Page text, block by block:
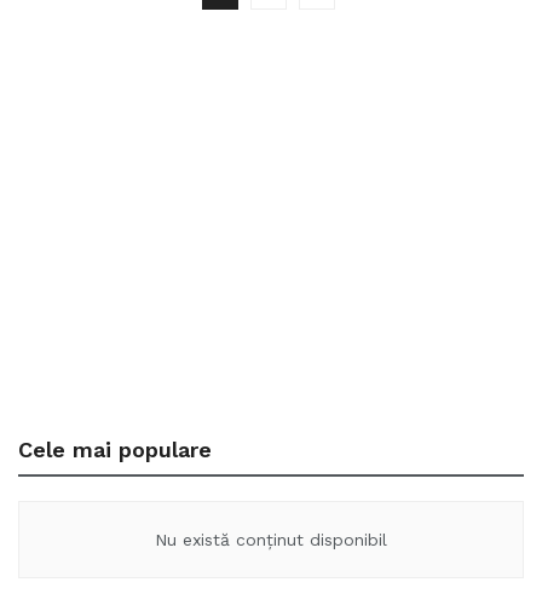
Cele mai populare
Nu există conținut disponibil